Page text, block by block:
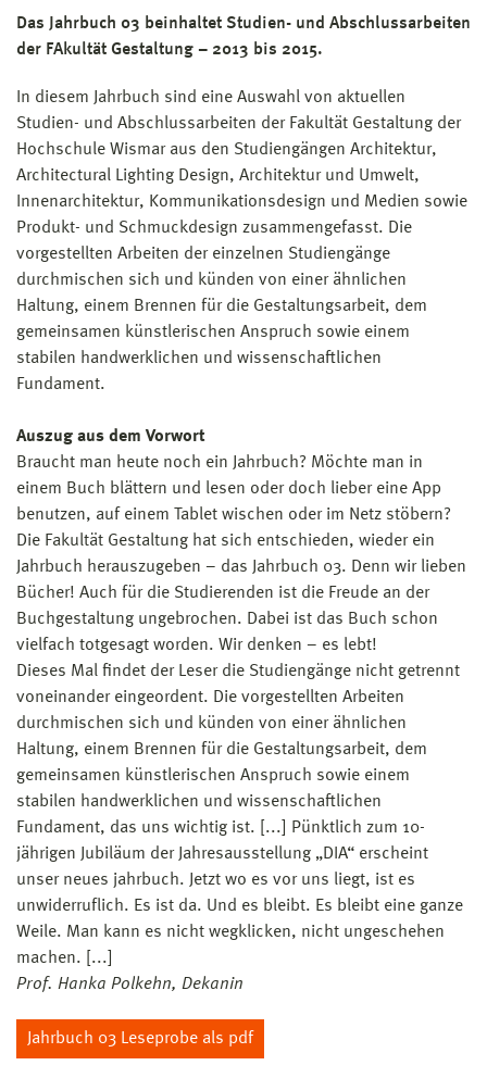
Das Jahrbuch 03 beinhaltet Studien- und Abschlussarbeiten
der FAkultät Gestaltung – 2013 bis 2015.
In diesem Jahrbuch sind eine Auswahl von aktuellen
Studien- und Abschlussarbeiten der Fakultät Gestaltung der
Hochschule Wismar aus den Studiengängen Architektur,
Architectural Lighting Design, Architektur und Umwelt,
Innenarchitektur, Kommunikationsdesign und Medien sowie
Produkt- und Schmuckdesign zusammengefasst. Die
vorgestellten Arbeiten der einzelnen Studiengänge
durchmischen sich und künden von einer ähnlichen
Haltung, einem Brennen für die Gestaltungsarbeit, dem
gemeinsamen künstlerischen Anspruch sowie einem
stabilen handwerklichen und wissenschaftlichen
Fundament.
Auszug aus dem Vorwort
Braucht man heute noch ein Jahrbuch? Möchte man in
einem Buch blättern und lesen oder doch lieber eine App
benutzen, auf einem Tablet wischen oder im Netz stöbern?
Die Fakultät Gestaltung hat sich entschieden, wieder ein
Jahrbuch herauszugeben – das Jahrbuch 03. Denn wir lieben
Bücher! Auch für die Studierenden ist die Freude an der
Buchgestaltung ungebrochen. Dabei ist das Buch schon
vielfach totgesagt worden. Wir denken – es lebt!
Dieses Mal findet der Leser die Studiengänge nicht getrennt
voneinander eingeordent. Die vorgestellten Arbeiten
durchmischen sich und künden von einer ähnlichen
Haltung, einem Brennen für die Gestaltungsarbeit, dem
gemeinsamen künstlerischen Anspruch sowie einem
stabilen handwerklichen und wissenschaftlichen
Fundament, das uns wichtig ist. [...] Pünktlich zum 10-
jährigen Jubiläum der Jahresausstellung „DIA“ erscheint
unser neues jahrbuch. Jetzt wo es vor uns liegt, ist es
unwiderruflich. Es ist da. Und es bleibt. Es bleibt eine ganze
Weile. Man kann es nicht wegklicken, nicht ungeschehen
machen. [...]
Prof. Hanka Polkehn, Dekanin
Jahrbuch 03 Leseprobe als pdf